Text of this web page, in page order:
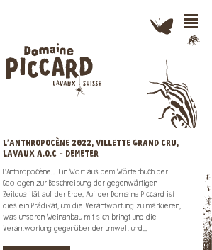
n
L’ANTHROPOCÈNE 2022, VILLETTE GRAND CRU,
LAVAUX A.O.C - DEMETER
L’Anthropocène… Ein Wort aus dem Wörterbuch der
Geologen zur Beschreibung der gegenwärtigen
Zeitqualität auf der Erde. Auf der Domaine Piccard ist
dies ein Prädikat, um die Verantwortung zu markieren,
was unseren Weinanbau mit sich bringt und die
Verantwortung gegenüber der Umwelt und...